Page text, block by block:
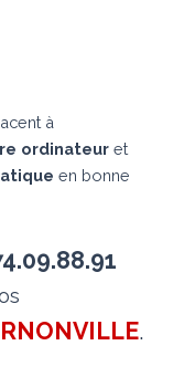
à
ordinateur et
en bonne
.